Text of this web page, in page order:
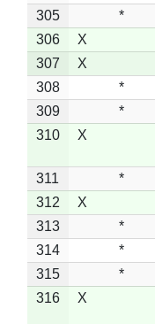
305
*
306
X
307
X
308
*
309
*
310
X
311 *
312
X
313
*
314
*
315
*
316
X